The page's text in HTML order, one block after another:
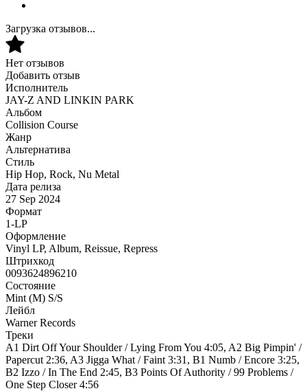
Загрузка отзывов...
Нет отзывов
Добавить отзыв
Исполнитель
JAY-Z AND LINKIN PARK
Альбом
Collision Course
Жанр
Альтернатива
Стиль
Hip Hop, Rock, Nu Metal
Дата релиза
27 Sep 2024
Формат
1-LP
Оформление
Vinyl LP, Album, Reissue, Repress
Штрихкод
0093624896210
Состояние
Mint (M) S/S
Лейбл
Warner Records
Треки
A1 Dirt Off Your Shoulder / Lying From You 4:05, A2 Big Pimpin' /
Papercut 2:36, A3 Jigga What / Faint 3:31, B1 Numb / Encore 3:25,
B2 Izzo / In The End 2:45, B3 Points Of Authority / 99 Problems /
One Step Closer 4:56